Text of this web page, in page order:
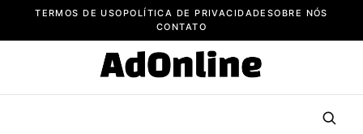
TERMOS DE USOPOLÍTICA DE PRIVACIDADE SOBRE NÓS
CONTATO